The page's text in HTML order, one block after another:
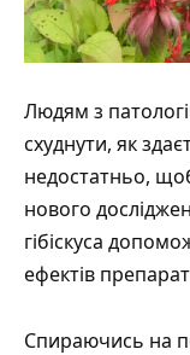
Людям з
схуднути, як
недостатньо,
нового
гібіскуса
ефектів
Спираючись на